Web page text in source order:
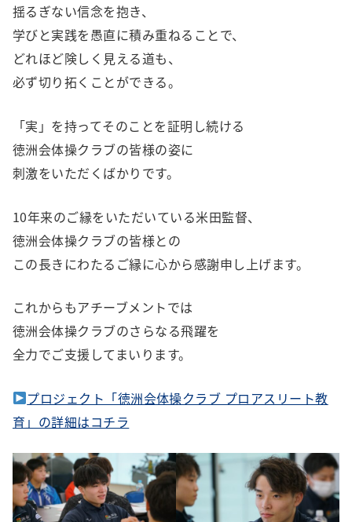
揺るぎない信念を抱き、
学びと実践を愚直に積み重ねることで、
どれほど険しく見える道も、
必ず切り拓くことができる。
「実」を持ってそのことを証明し続ける
徳洲会体操クラブの皆様の姿に
刺激をいただくばかりです。
10年来のご縁をいただいている米田監督、
徳洲会体操クラブの皆様との
この長きにわたるご縁に心から感謝申し上げます。
これからもアチーブメントでは
徳洲会体操クラブのさらなる飛躍を
全力でご支援してまいります。
プロジェクト「徳洲会体操クラブ プロアスリート教
育」の詳細はコチラ